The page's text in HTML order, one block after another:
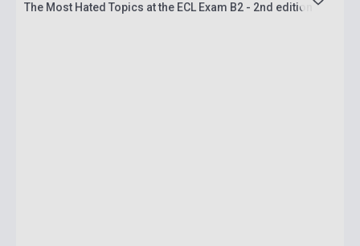
The Most Hated Topics at the ECL Exam B2 - 2nd edition